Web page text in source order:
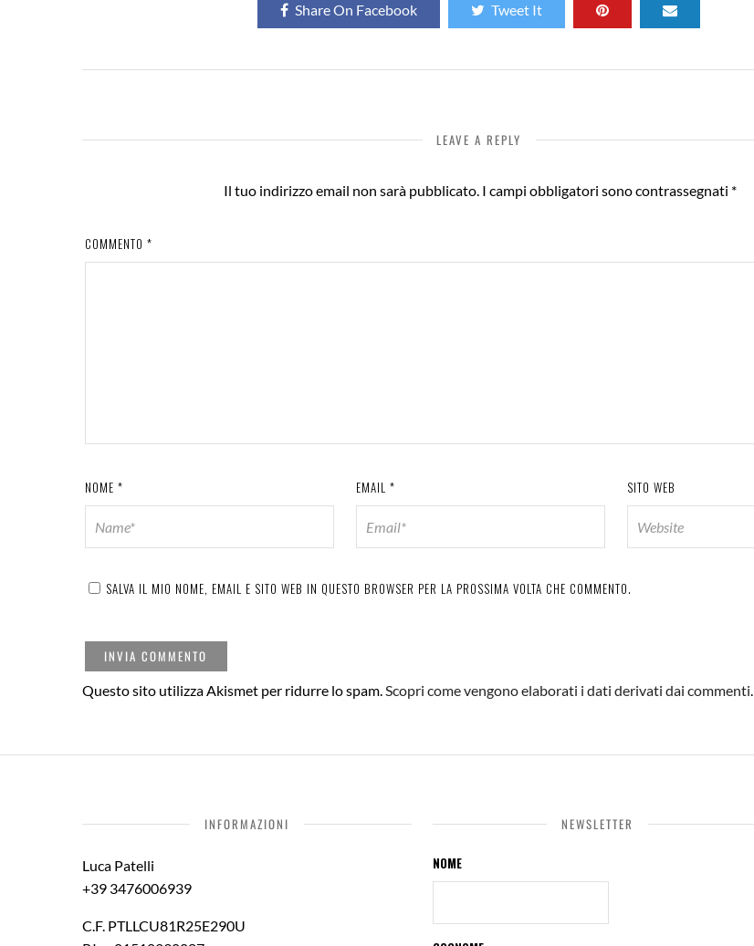
Share On Facebook Tweet It
LEAVE A REPLY
Il tuo indirizzo email non sarà pubblicato. I campi obbligatori sono contrassegnati *
COMMENTO *
NOME * EMAIL * SITO WEB
SALVA IL MIO NOME, EMAIL E SITO WEB IN QUESTO BROWSER PER LA PROSSIMA VOLTA CHE COMMENTO.
Questo sito utilizza Akismet per ridurre lo spam.Scopri come vengono elaborati i dati derivati dai commenti.
INFORMAZIONI
Luca Patelli
+39 3476006939
C.F. PTLLCU81R25E290U
NEWSLETTER
NOME